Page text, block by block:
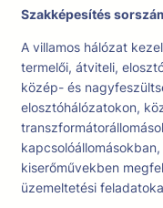
Szakképesítés
A villamos hálózat
termelői, átviteli,
közép- és
elosztóhálózatokon,
kiserőművekben
üzemeltetési